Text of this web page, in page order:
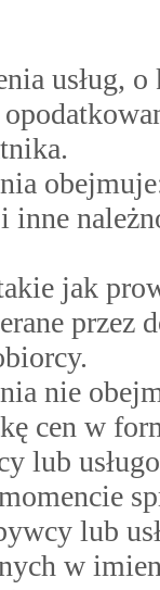
usług,
inne
jak
przez
nie
cen w
lub
lub
w